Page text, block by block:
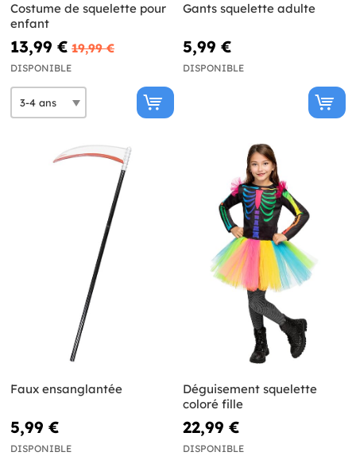
Costume de squelette pour
enfant
13,99 € 19,99 €
DISPONIBLE
Gants squelette adulte
5,99 €
DISPONIBLE
Faux ensanglantée
5,99 €
DISPONIBLE
Déguisement squelette
coloré fille
22,99 €
DISPONIBLE